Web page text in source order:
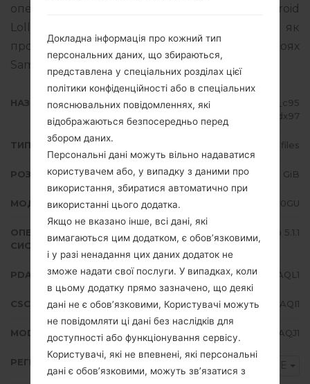
операційної системи даної прошивки Android
Lollipop 5.1.1. Повна інструкція про те, як
прошивати стокову прошивку на пристроях
Samsung
НАЗВА ФАЙЛУ
SM-J200GU_1_20180108123253_c95
abvdx97
ТИП ПРОШИВКИ 4 files
РОЗМІР ФАЙЛУ 1.03 GiB
МОДЕЛЬ Samsung SM-J200GU
ОПЕРАЦІЙНА
СИСТЕМА
Android Lollipop 5.1.1
PDA/AP ВЕРСІЯ J200GUDXU3AQL1
CSC ВЕРСІЯ J200GUOLB3AQI1
MODEM/CP ВЕРСІЯ J200GUDXU3AQJ1
РЕГІОН XME
Докладна інформація про кожний тип
персональних даних, що збираються,
представлена у спеціальних розділах цієї
політики конфіденційності або в спеціальних
пояснювальних повідомленнях, які
відображаються безпосередньо перед
збором даних.
Персональні дані можуть вільно надаватися
користувачем або, у випадку з даними про
використання, збиратися автоматично при
використанні цього додатка.
Якщо не вказано інше, всі дані, які
вимагаються цим додатком, є обов’язковими,
і у разі ненадання цих даних додаток не
зможе надати свої послуги. У випадках, коли
в цьому додатку прямо зазначено, що деякі
дані не є обов’язковими, Користувачі можуть
не повідомляти ці дані без наслідків для
доступності або функціонування сервісу.
Користувачі, які не впевнені, які персональні
дані є обов’язковими, можуть зв’язатися з